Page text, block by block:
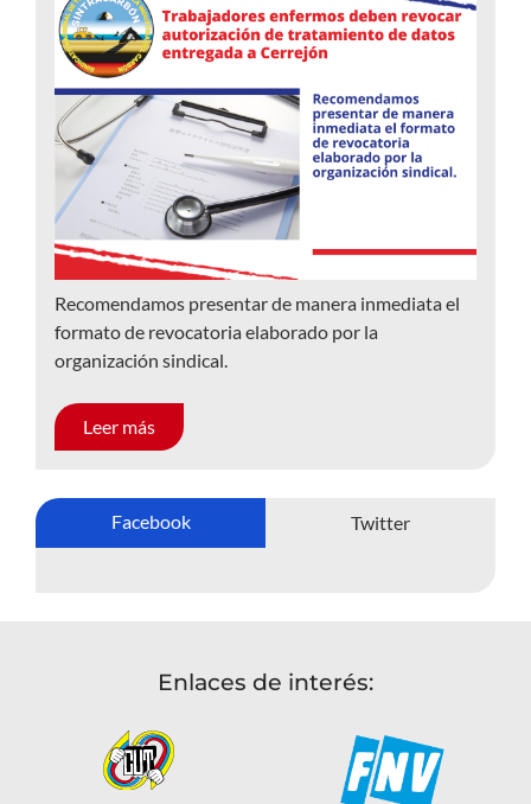
Recomendamos presentar de manera inmediata el
formato de revocatoria elaborado por la
organización sindical.
Leer más
Facebook Twitter
Enlaces de interés: